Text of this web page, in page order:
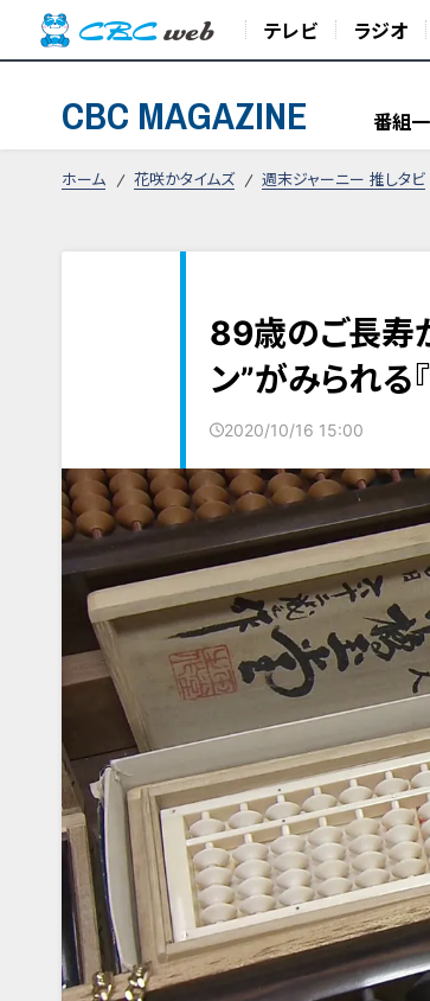
テレビ ラジオ
CBC MAGAZINE 番組
ホーム 花咲かタイムズ 週末ジャーニー 推しタビ
89歳のご長寿
ン”がみられる
2020/10/16 15:00